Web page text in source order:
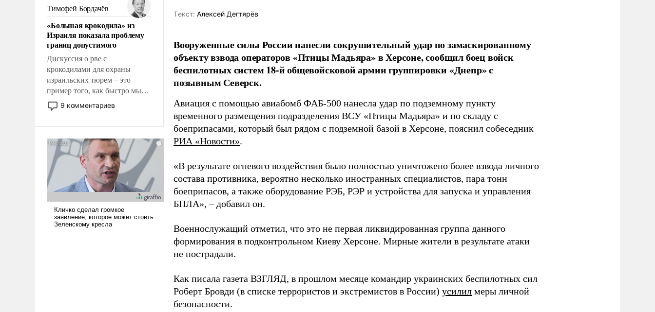
налогоплательщиков и где
Еревану за свои поступки не
нужно отвечать.
Тимофей Бордачёв
«Большая крокодила» из
Израиля показала проблему
границ допустимого
Дискуссия о рве с
крокодилами для охраны
израильских тюрем – это
пример того, как быстро мы
двигаемся по пути
революционных изменений.
псевдонаучной фантастики,
стало всерьез обсуждаемой
идеей.
9 комментариев
Tекст: Алексей Дегтярёв
Вооруженные силы России нанесли сокрушительный удар по замаскированному
объекту взвода операторов «Птицы Мадьяра» в Херсоне, сообщил боец войск
беспилотных систем 18-й общевойсковой армии группировки «Днепр» с
позывным Северск.
Авиация с помощью авиабомб ФАБ-500 нанесла удар по подземному пункту
временного размещения подразделения ВСУ «Птицы Мадьяра» и по складу с
боеприпасами, который был рядом с подземной базой в Херсоне, пояснил собеседник
РИА «Новости».
«В результате огневого воздействия было полностью уничтожено более взвода личного
состава противника, вероятно несколько иностранных специалистов, пара тонн
боеприпасов, а также оборудование РЭБ, РЭР и устройства для запуска и управления
БПЛА», – добавил он.
Военнослужащий отметил, что это не первая ликвидированная группа данного
формирования в подконтрольном Киеву Херсоне. Мирные жители в результате атаки
не пострадали.
Как писала газета ВЗГЛЯД, в прошлом месяце командир украинских беспилотных сил
Роберт Бровди (в списке террористов и экстремистов в России) усилил меры личной
безопасности.